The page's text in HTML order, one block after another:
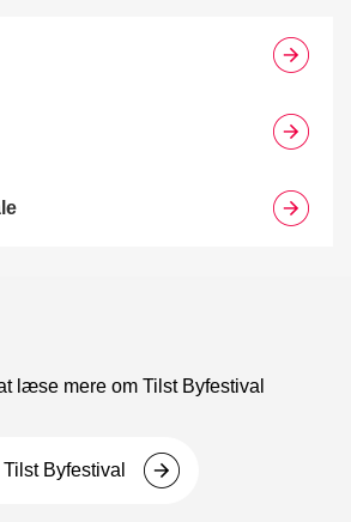
læse mere om Tilst Byfestival
Tilst Byfestival